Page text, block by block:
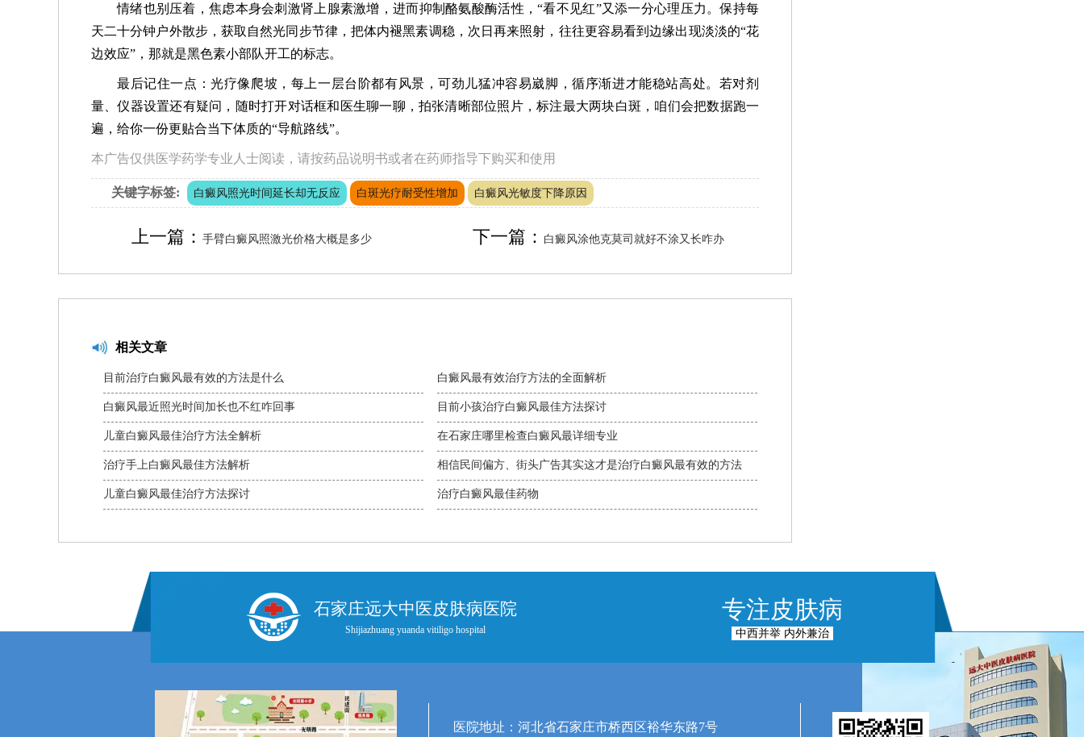
情绪也别压着，焦虑本身会刺激肾上腺素激增，进而抑制酪氨酸酶活性，“看不见红”又添一分心理压力。保持每
天二十分钟户外散步，获取自然光同步节律，把体内褪黑素调稳，次日再来照射，往往更容易看到边缘出现淡淡的“花
边效应”，那就是黑色素小部队开工的标志。
最后记住一点：光疗像爬坡，每上一层台阶都有风景，可劲儿猛冲容易崴脚，循序渐进才能稳站高处。若对剂
量、仪器设置还有疑问，随时打开对话框和医生聊一聊，拍张清晰部位照片，标注最大两块白斑，咱们会把数据跑一
遍，给你一份更贴合当下体质的“导航路线”。
本广告仅供医学药学专业人士阅读，请按药品说明书或者在药师指导下购买和使用
关键字标签: 白癜风照光时间延长却无反应 白斑光疗耐受性增加 白癜风光敏度下降原因
上一篇： 手臂白癜风照激光价格大概是多少 下一篇： 白癜风涂他克莫司就好不涂又长咋办
相关文章
目前治疗白癜风最有效的方法是什么
白癜风最近照光时间加长也不红咋回事
儿童白癜风最佳治疗方法全解析
治疗手上白癜风最佳方法解析
儿童白癜风最佳治疗方法探讨
白癜风最有效治疗方法的全面解析
目前小孩治疗白癜风最佳方法探讨
在石家庄哪里检查白癜风最详细专业
相信民间偏方、街头广告其实这才是治疗白癜风最有效的方法
治疗白癜风最佳药物
石家庄远大中医皮肤病医院
Shijiazhuang yuanda vitiligo hospital
专注皮肤病
中西并举 内外兼治
医院地址：河北省石家庄市桥西区裕华东路7号